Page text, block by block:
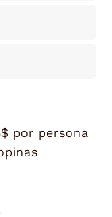
por persona